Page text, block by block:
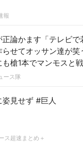
報
論かます「テレビで
せてオッサン達が笑
槍1本でマンモスと
ース隊
見せず #巨人
ス超速まとめ＋